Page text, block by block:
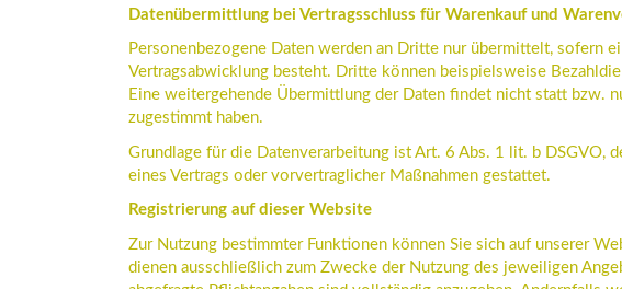
Datenübermittlung bei Vertragsschluss für Warenkauf und
Personenbezogene Daten werden an Dritte nur übermittelt, sofern
Vertragsabwicklung besteht. Dritte können beispielsweise
Eine weitergehende Übermittlung der Daten findet nicht statt bzw.
zugestimmt haben.
Grundlage für die Datenverarbeitung ist Art. 6 Abs. 1 lit. b DSGVO,
eines Vertrags oder vorvertraglicher Maßnahmen gestattet.
Registrierung auf dieser Website
Zur Nutzung bestimmter Funktionen können Sie sich auf unserer
dienen ausschließlich zum Zwecke der Nutzung des jeweiligen